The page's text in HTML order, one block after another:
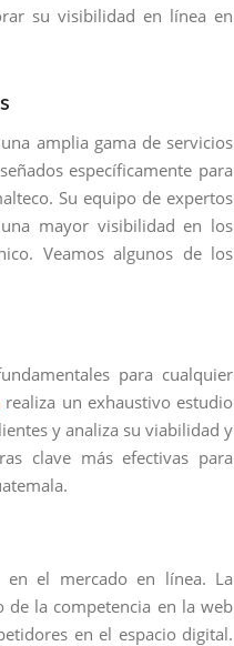
su visibilidad en línea en
amplia gama de servicios
específicamente para
Su equipo de expertos
mayor visibilidad en los
Veamos algunos de los
para cualquier
realiza un exhaustivo estudio
y analiza su viabilidad y
clave más efectivas para
en el mercado en línea. La
de la competencia en la web
en el espacio digital.